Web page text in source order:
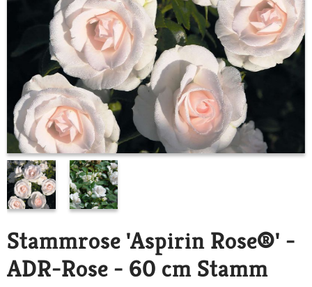
Stammrose 'Aspirin Rose®' -
ADR-Rose - 60 cm Stamm